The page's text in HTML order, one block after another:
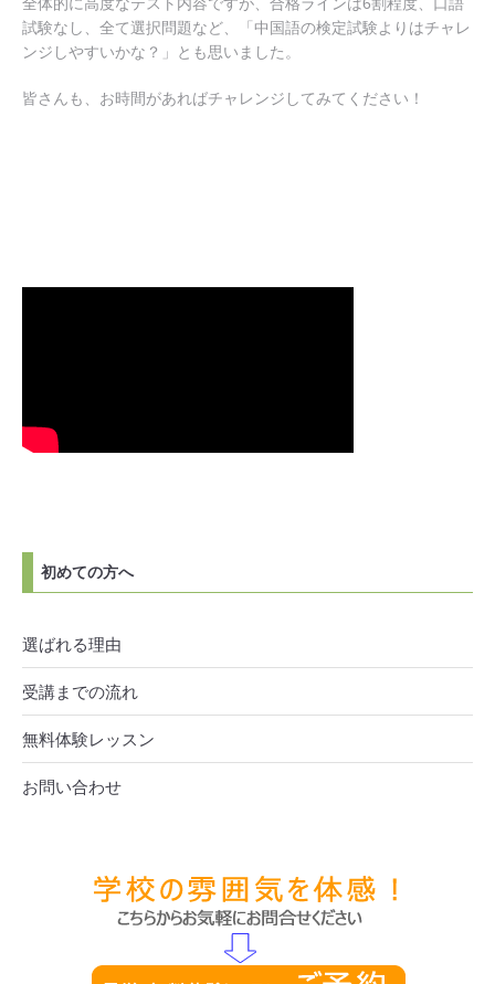
試験なし、全て選択問題など、「中国語の検定試験よりはチャレ
ンジしやすいかな？」とも思いました。
皆さんも、お時間があればチャレンジしてみてください！
初めての方へ
選ばれる理由
受講までの流れ
無料体験レッスン
お問い合わせ